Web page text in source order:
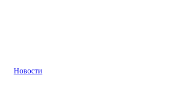
Новости